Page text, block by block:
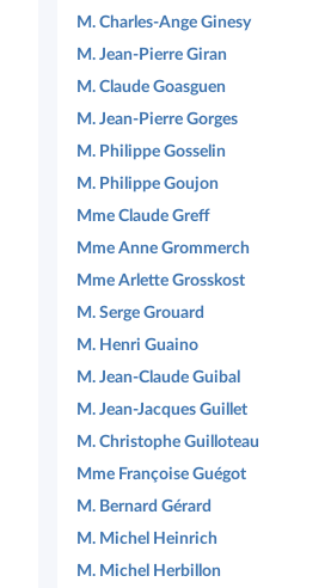
M. Charles-Ange Ginesy
M. Jean-Pierre Giran
M. Claude Goasguen
M. Jean-Pierre Gorges
M. Philippe Gosselin
M. Philippe Goujon
Mme Claude Greff
Mme Anne Grommerch
Mme Arlette Grosskost
M. Serge Grouard
M. Henri Guaino
M. Jean-Claude Guibal
M. Jean-Jacques Guillet
M. Christophe Guilloteau
Mme Françoise Guégot
M. Bernard Gérard
M. Michel Heinrich
M. Michel Herbillon